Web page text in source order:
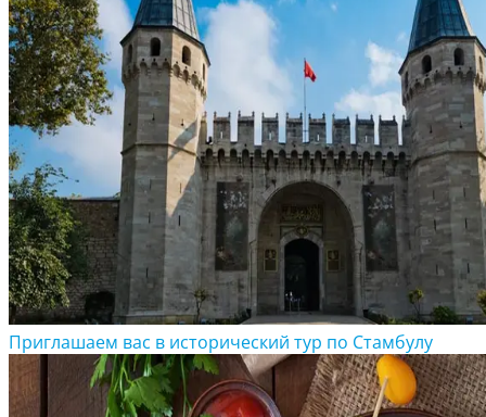
Приглашаем вас в исторический тур по Стамбулу